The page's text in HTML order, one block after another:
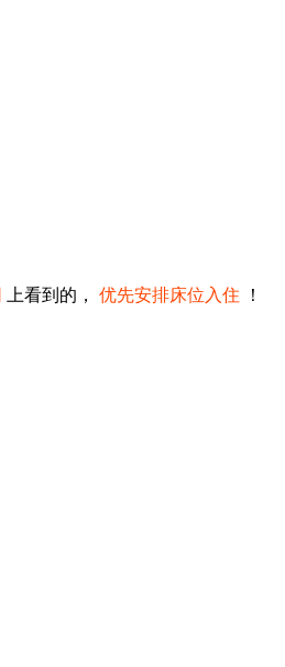
上看到的， 优先安排床位入住 ！